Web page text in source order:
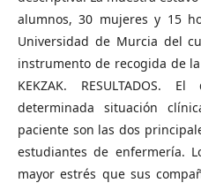
alumnos, 30 mujeres y 15
Universidad de Murcia del
instrumento de recogida de
KEKZAK. RESULTADOS.
determinada situación
paciente son las dos
estudiantes de enfermería.
mayor estrés que sus